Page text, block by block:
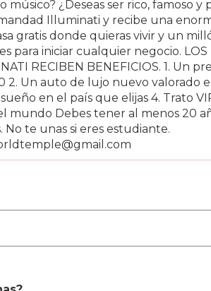
músico? ¿Deseas ser rico, famoso
Illuminati y recibe una
gratis donde quieras vivir y un
para iniciar cualquier negocio. LOS
RECIBEN BENEFICIOS. 1. Un
2. Un auto de lujo nuevo valorado
en el país que elijas 4. Trato
mundo Debes tener al menos 20
No te unas si eres estudiante.